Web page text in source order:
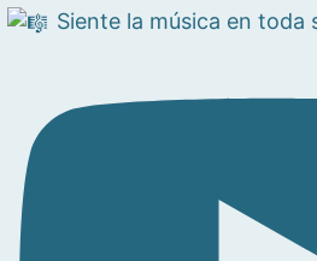
Siente la música en toda